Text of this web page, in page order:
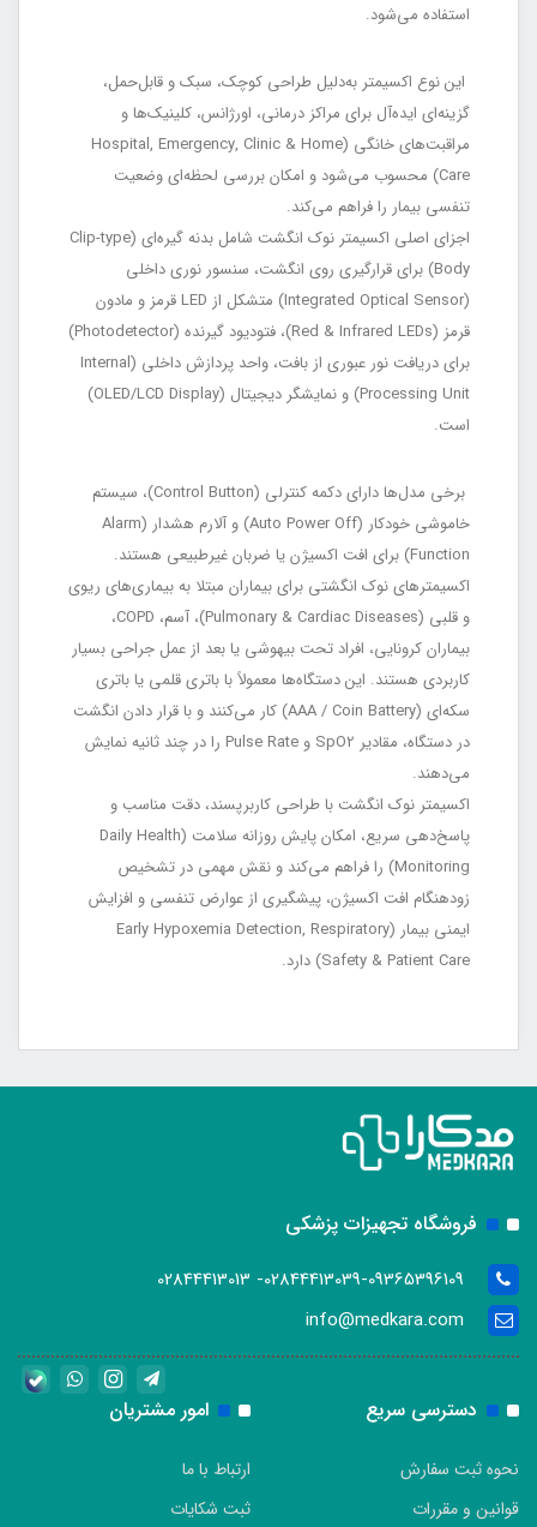
استفاده می‌شود.
این نوع اکسیمتر به‌دلیل طراحی کوچک، سبک و قابل‌حمل،
گزینه‌ای ایده‌آل برای مراکز درمانی، اورژانس، کلینیک‌ها و
مراقبت‌های خانگی (Hospital, Emergency, Clinic & Home
Care) محسوب می‌شود و امکان بررسی لحظه‌ای وضعیت
تنفسی بیمار را فراهم می‌کند.
اجزای اصلی اکسیمتر نوک انگشت شامل بدنه گیره‌ای (Clip-type
Body) برای قرارگیری روی انگشت، سنسور نوری داخلی
(Integrated Optical Sensor) متشکل از LED قرمز و مادون
قرمز (Red & Infrared LEDs)، فتودیود گیرنده (Photodetector)
برای دریافت نور عبوری از بافت، واحد پردازش داخلی (Internal
Processing Unit) و نمایشگر دیجیتال (OLED/LCD Display)
است.
برخی مدل‌ها دارای دکمه کنترلی (Control Button)، سیستم
خاموشی خودکار (Auto Power Off) و آلارم هشدار (Alarm
Function) برای افت اکسیژن یا ضربان غیرطبیعی هستند.
اکسیمترهای نوک انگشتی برای بیماران مبتلا به بیماری‌های ریوی
و قلبی (Pulmonary & Cardiac Diseases)، آسم، COPD،
بیماران کرونایی، افراد تحت بیهوشی یا بعد از عمل جراحی بسیار
کاربردی هستند. این دستگاه‌ها معمولاً با باتری قلمی یا باتری
سکه‌ای (AAA / Coin Battery) کار می‌کنند و با قرار دادن انگشت
در دستگاه، مقادیر SpO2 و Pulse Rate را در چند ثانیه نمایش
می‌دهند.
اکسیمتر نوک انگشت با طراحی کاربرپسند، دقت مناسب و
پاسخ‌دهی سریع، امکان پایش روزانه سلامت (Daily Health
Monitoring) را فراهم می‌کند و نقش مهمی در تشخیص
زودهنگام افت اکسیژن، پیشگیری از عوارض تنفسی و افزایش
ایمنی بیمار (Early Hypoxemia Detection, Respiratory
Safety & Patient Care) دارد.
فروشگاه تجهیزات پزشکی
02844413039-09365396109- 02844413013
info@medkara.com
دسترسی سریع
نحوه ثبت سفارش
قوانین و مقررات
امور مشتریان
ارتباط با ما
ثبت شکایات